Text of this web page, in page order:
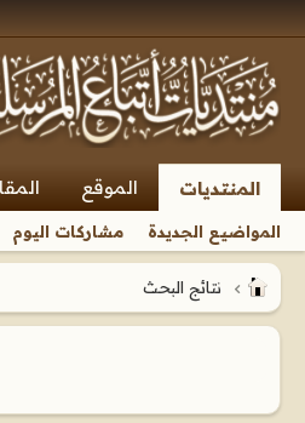
المنتديات الموقع
المواضيع الجديدة مشاركات اليوم
نتائج البحث